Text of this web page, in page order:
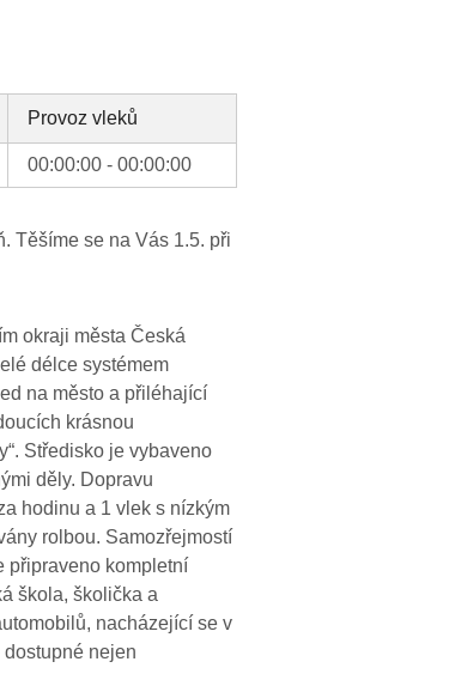
Provoz vleků
00:00:00 - 00:00:00
Těšíme se na Vás 1.5. při
okraji města Česká
délce systémem
na město a přiléhající
krásnou
Středisko je vybaveno
děly. Dopravu
hodinu a 1 vlek s nízkým
rolbou. Samozřejmostí
připraveno kompletní
škola, školička a
nacházející se v
nejen